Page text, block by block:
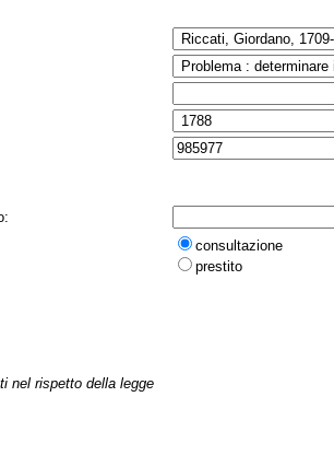
consultazione
prestito
nel rispetto della legge